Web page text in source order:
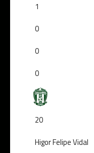
1
0
0
0
20
Higor Felipe Vidal